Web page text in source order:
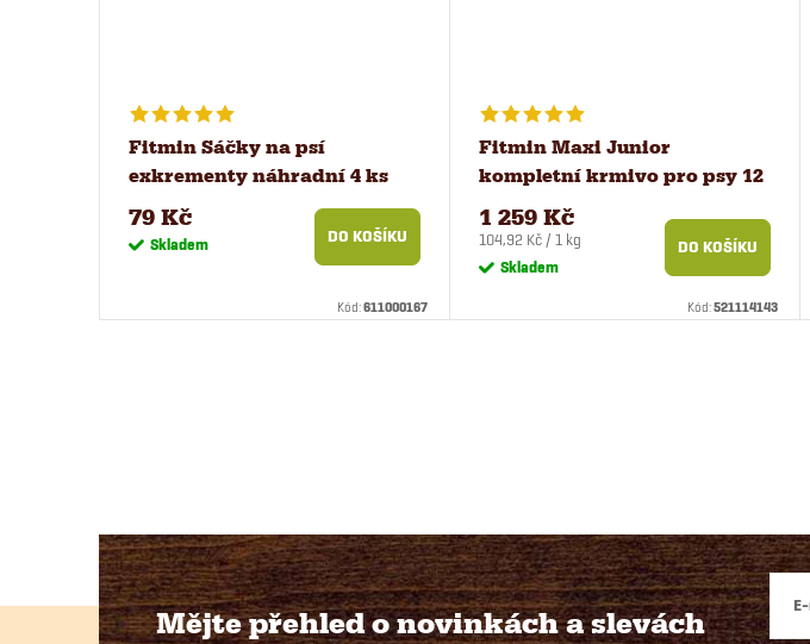
Fitmin Sáčky na psí
exkrementy náhradní 4 ks
79 Kč
Skladem DO KOŠÍKU
Kód:611000167
Fitmin Maxi Junior
kompletní krmivo pro psy 12
kg
1 259 Kč
Měrná
cena:
104,92 Kč / 1 kg
Skladem
DO KOŠÍKU
Kód:521114143
Mějte přehled o novinkácha slevách